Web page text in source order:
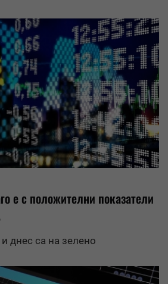
е с положителни показатели
днес са на зелено